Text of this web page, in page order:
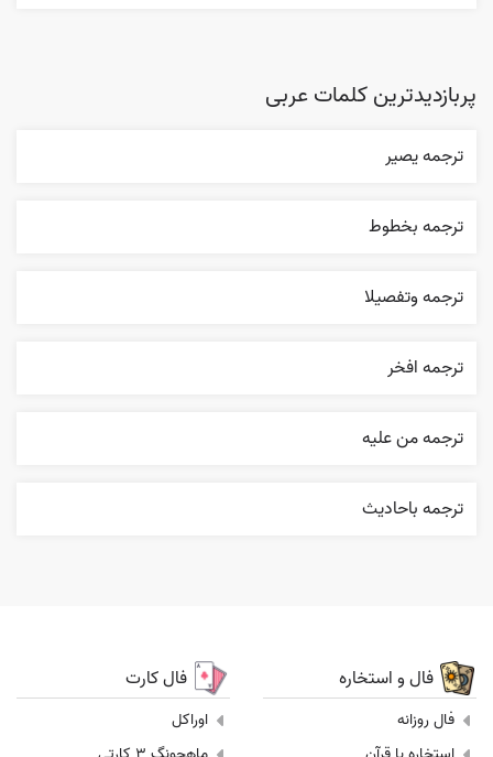
پربازدیدترین کلمات عربی
ترجمه یصیر
ترجمه بخطوط
ترجمه وتفصيلا
ترجمه افخر
ترجمه من عليه
ترجمه باحاديث
فال و استخاره
فال روزانه
فال کارت
اوراکل